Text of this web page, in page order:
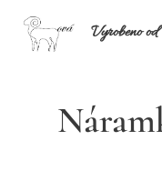
Vyrobeno od